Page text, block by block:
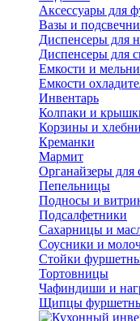
Аксессуары для
Вазы и
Диспенсеры для
Диспенсеры для
Емкости и
Емкости
Инвентарь
Колпаки и
Корзины и
Креманки
Мармит
Органайзеры для
Пепельницы
Подносы и
Подсалфетники
Сахарницы и
Соусники и
Стойки
Тортовницы
Чафиндиши и
Щипцы